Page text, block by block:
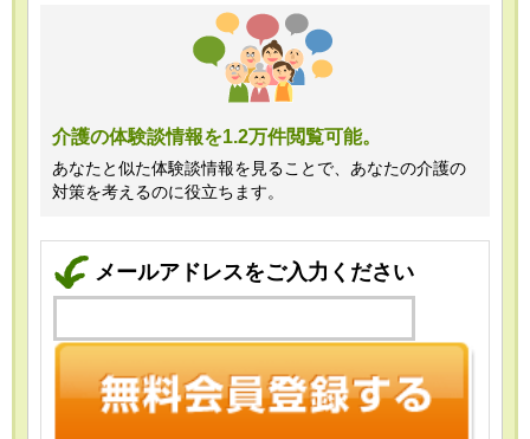
介護の体験談情報を1.2万件閲覧可能。
あなたと似た体験談情報を見ることで、あなたの介護の
対策を考えるのに役立ちます。
メールアドレスをご入力ください